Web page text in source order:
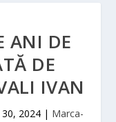
ANI DE
DE
IVAN
2024 | Marca-